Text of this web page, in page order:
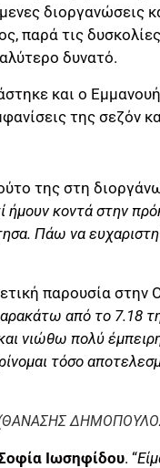
διοργανώσεις
παρά τις
δυνατό.
και ο
της σεζόν
της στη
κοντά στην
Πάω να
παρουσία
από το 7.18
πολύ έμπειρη.
τόσο
(ΘΑΝΑΣΗΣ
Ιωσηφίδου. “